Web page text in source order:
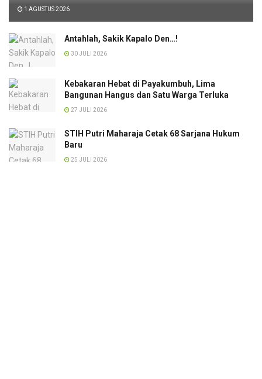
1 AGUSTUS 2026
Antahlah, Sakik Kapalo Den…!
30 JULI 2026
Kebakaran Hebat di Payakumbuh, Lima
Bangunan Hangus dan Satu Warga Terluka
27 JULI 2026
STIH Putri Maharaja Cetak 68 Sarjana Hukum
Baru
25 JULI 2026